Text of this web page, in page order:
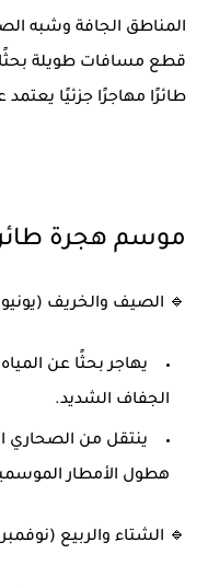
المناطق الجافة وشبه
قطع مسافات طويلة بحثًا
طائرًا مهاجرًا جزئيًا يعتمد
موسم هجرة
🔹 الصيف والخريف
يهاجر بحثًا عن
الجفاف الشديد.
ينتقل من الصحاري
هطول الأمطار
🔹 الشتاء والربيع